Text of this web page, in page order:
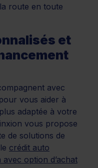
route en toute
et
avec
vous aider à
adaptée à votre
vous propose
de solutions de
crédit auto
avec option d’achat